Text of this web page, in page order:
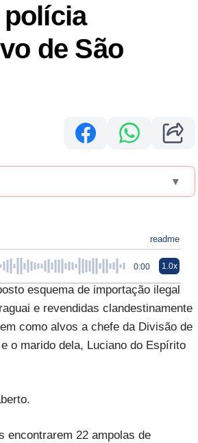
polícia
de São
▾
readme
0:00 1.0x
esquema de importação ilegal
e revendidas clandestinamente
como alvos a chefe da Divisão de
o marido dela, Luciano do Espírito
encontrarem 22 ampolas de